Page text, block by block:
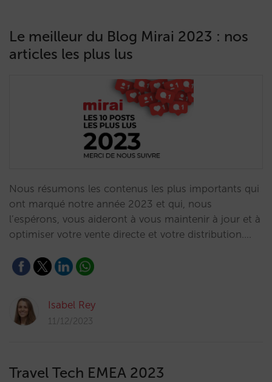
Le meilleur du Blog Mirai 2023 : nos
articles les plus lus
Nous résumons les contenus les plus importants qui
ont marqué notre année 2023 et qui, nous
l’espérons, vous aideront à vous maintenir à jour et à
optimiser votre vente directe et votre distribution.…
Isabel Rey
11/12/2023
Travel Tech EMEA 2023